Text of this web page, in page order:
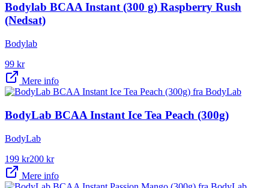
Bodylab BCAA Instant (300 g) Raspberry Rush
(Nedsat)
Bodylab
99 kr
Mere info
BodyLab BCAA Instant Ice Tea Peach (300g)
BodyLab
199 kr200 kr
Mere info